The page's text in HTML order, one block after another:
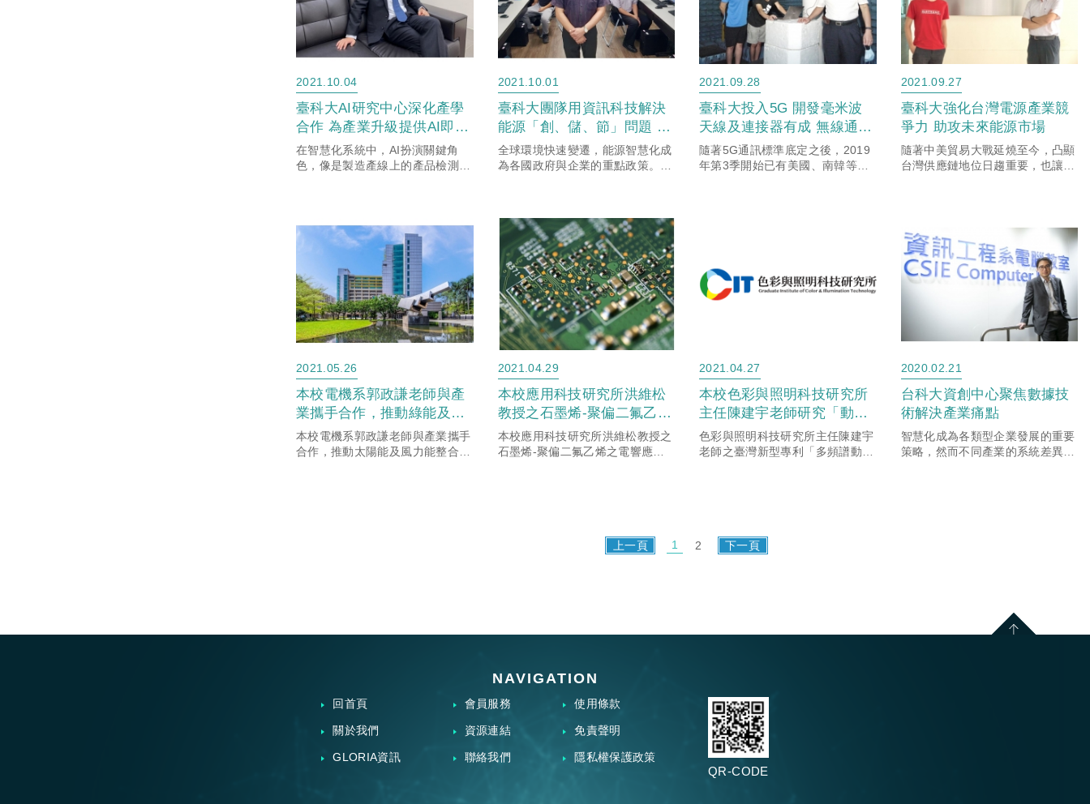
2021.10.04
臺科大AI研究中心深化產學
合作 為產業升級提供AI即戰
力
在智慧化系統中，AI扮演關鍵角
色，像是製造產線上的產品檢測、
業緊密契合，才能為企業量身打...
2021.10.01
臺科大團隊用資訊科技解決
能源「創、儲、節」問題 讓
能源管理更聰明
全球環境快速變遷，能源智慧化成
為各國政府與企業的重點政策。儘
灣科技大學電機工程系系主任郭
政...
2021.09.28
臺科大投入5G 開發毫米波
天線及連接器有成 無線通訊
與電磁相容技術研發中心新
訊
隨著5G通訊標準底定之後，2019
年第3季開始已有美國、南韓等電
2021.09.27
臺科大強化台灣電源產業競
爭力 助攻未來能源市場
隨著中美貿易大戰延燒至今，凸顯
台灣供應鏈地位日趨重要，也讓許
世界牛耳，其中台達電為全球市
佔...
2021.05.26
本校電機系郭政謙老師與產
業攜手合作，推動綠能及電
力監控系統，共創永續能源
發展。
本校電機系郭政謙老師與產業攜手
合作，推動太陽能及風力能整合電
2021.04.29
本校應用科技研究所洪維松
教授之石墨烯-聚偏二氟乙烯
之電響應材料及其製作方法
於三立iNEW報導
本校應用科技研究所洪維松教授之
石墨烯-聚偏二氟乙烯之電響應材
2021.04.27
本校色彩與照明科技研究所
主任陳建宇老師研究「動態
助眠光」幫助提升睡眠效率
色彩與照明科技研究所主任陳建宇
老師之臺灣新型專利「多頻譜動態
2020.02.21
台科大資創中心聚焦數據技
術解決產業痛點
智慧化成為各類型企業發展的重要
策略，然而不同產業的系統差異與
上一頁
1 2 下一頁
NAVIGATION
回首頁
關於我們
GLORIA資訊
會員服務
資源連結
聯絡我們
使用條款
免責聲明
隱私權保護政策
QR-CODE